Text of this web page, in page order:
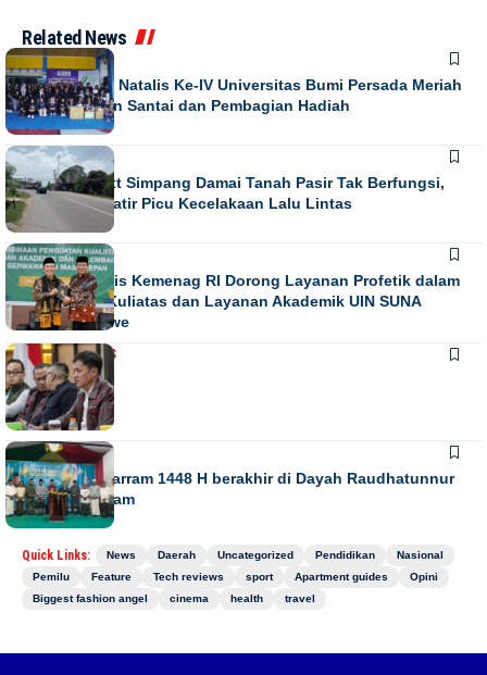
Related News
NEWS
Puncak Dies Natalis Ke-IV Universitas Bumi Persada Meriah
dengan Jalan Santai dan Pembagian Hadiah
NEWS
Running Text Simpang Damai Tanah Pasir Tak Berfungsi,
Warga Khawatir Picu Kecelakaan Lalu Lintas
NEWS
Direktur Diktis Kemenag RI Dorong Layanan Profetik dalam
Penguatan Kuliatas dan Layanan Akademik UIN SUNA
Lhokseumawe
NASIONALNEWS
Juli 13, 2026
NEWS
Gebyar Muharram 1448 H berakhir di Dayah Raudhatunnur
Alharuni Nisam
Quick Links: News Daerah Uncategorized Pendidikan
Nasional
Pemilu
Feature Tech reviews sport Apartment guides
Opini
Biggest fashion angel
cinema health travel